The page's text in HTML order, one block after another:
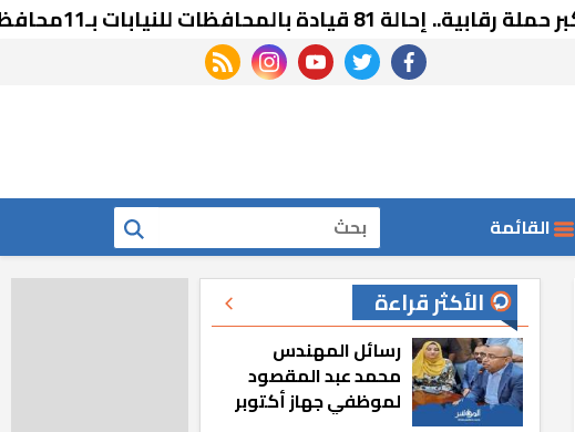
قيادة بالمحافظات للنيابات بـ11محافظات
facebook
twitter
youtube
instagram
rss feed
القائمة بحث
الأكثر قراءة
رسائل المهندس
محمد عبد المقصود
لموظفي جهاز أكتوبر